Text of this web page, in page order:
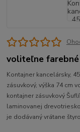
voliteľne
Kontajner kancelársky,
zásuvkový, výška 74 cm
kontajner zásuvkový
laminovanej
je dodávaný vrátane